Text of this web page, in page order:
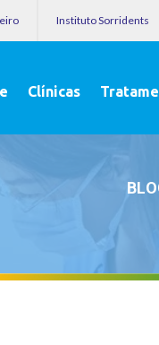
Instituto Sorridents
Clínicas